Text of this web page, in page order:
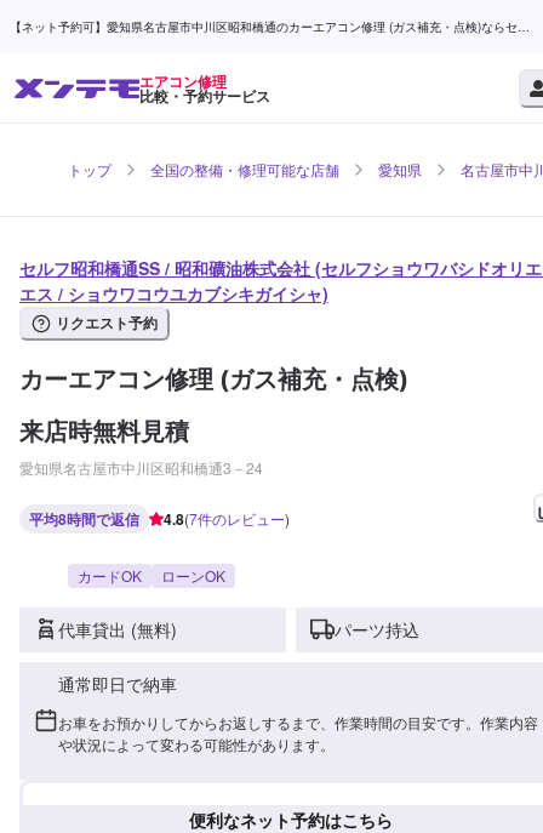
【ネット予約可】愛知県名古屋市中川区昭和橋通のカーエアコン修理 (ガス補充・点検)ならセル
エアコン修理
比較・予約サービス
トップ 全国の整備・修理可能な店舗 愛知県 名古屋市中
セルフ昭和橋通SS / 昭和礦油株式会社 (セルフショウワバシドオリ
エス / ショウワコウユカブシキガイシャ)
リクエスト予約
カーエアコン修理 (ガス補充・点検)
来店時無料見積
愛知県名古屋市中川区昭和橋通3－24
平均8時間で返信 4.8(7件のレビュー)
カードOK ローンOK
代車貸出 (無料) パーツ持込
通常即日で納車
お車をお預かりしてからお返しするまで、作業時間の目安です。作業内容
や状況によって変わる可能性があります。
便利なネット予約はこちら